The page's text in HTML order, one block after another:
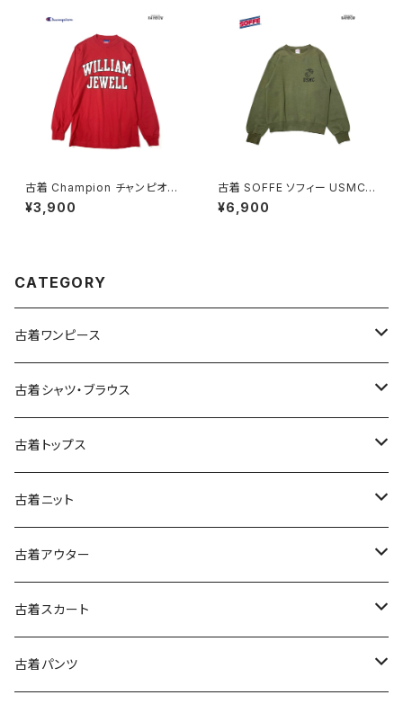
古着 Champion チャンピオン
ロゴ コットン100％ 長袖 Ｔシャ
ツ 赤 (ttu2501067)
¥3,900
古着 SOFFE ソフィー USMC
アメリカ製 ロゴ 長袖 スウェット
トレーナー 緑 カーキ (ttu2508
¥6,900
CATEGORY
古着ワンピース
古着長袖ワンピース
古着半袖ワンピース
古着ノースリーブワンピース
古着キャミソールワンピース
古着ベアトップワンピース
古着オールインワン
古着シャツ・ブラウス
古着長袖シャツ・ブラウス
古着半袖シャツ・ブラウス
古着ノースリーブシャツ・ブラウス
古着トップス
古着スウェット&パーカー
古着スウェット
古着パーカー
古着プルオーバー
古着長袖プルオーバー
古着半袖プルオーバー
古着Ｔシャツ
古着長袖Ｔシャツ
古着ベスト
古着ニット
古着セーター
古着カーディガン
古着半袖ニット
古着アウター
古着ライトジャケット
古着ライトコート
古着スカート
古着ロング丈スカート (丈76cm-)
古着パンツ